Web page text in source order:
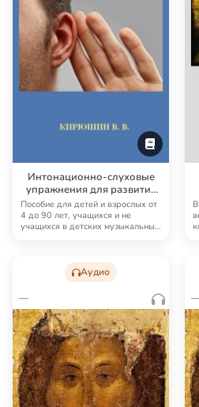
Интонационно-слуховые
упражнения для развития
абсолютного
звуковысотного
музыкального слуха,
Пособие для детей и взрослых от
4 до 90 лет, учащихся и не
учащихся в детских музыкальных
Аудио
—